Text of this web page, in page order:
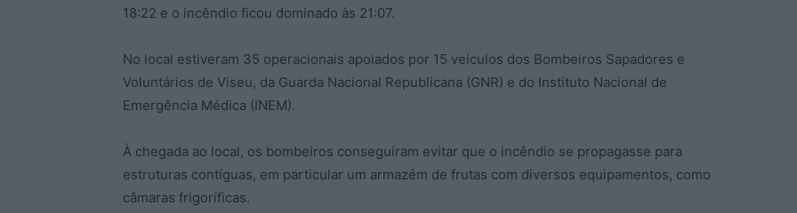
18:22 e o incêndio ficou dominado às 21:07.
No local estiveram 35 operacionais apoiados por 15 veículos dos Bombeiros Sapadores e
Voluntários de Viseu, da Guarda Nacional Republicana (GNR) e do Instituto Nacional de
Emergência Médica (INEM).
À chegada ao local, os bombeiros conseguiram evitar que o incêndio se propagasse para
estruturas contíguas, em particular um armazém de frutas com diversos equipamentos, como
câmaras frigoríficas.